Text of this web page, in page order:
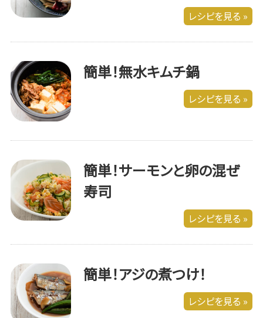
レシピを見る »
簡単！無水キムチ鍋
レシピを見る »
簡単！サーモンと卵の混ぜ
寿司
レシピを見る »
簡単！アジの煮つけ！
レシピを見る »